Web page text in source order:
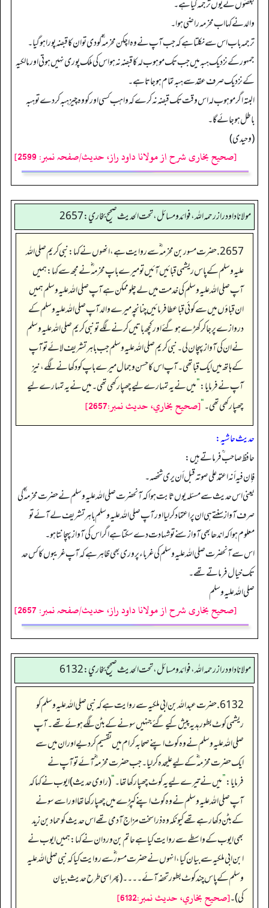
بعضوں نے یوں ترجمہ کیا ہے۔
والد نے کہا اب مخرمہ راضی ہوا۔
ترجمہ باب اس سے نکلتا ہے کہ جب آپ نے وہ اچکن مخرمہ ؓ کو دی تو ان کا قبضہ پورا ہوگیا۔
جمہور کے نزدیک ہبہ میں جب تک موہوب لہ کا قبضہ نہ ہو اس کی ملک پوری نہیں ہوتی اورمالکیہ
کے نزدیک صرف عقد سے ہبہ تمام ہوجاتا ہے۔
البتہ اگر موہوب لہ اس وقت تک قبضہ نہ کرے کہ واہب کسی اور کو وہ چیز ہبہ کردے تو ہبہ
باطل ہوجائے گا۔
(وحیدی)
[صحیح بخاری شرح از مولانا داود راز، حدیث/صفحہ نمبر: 2599]
مولانا داود راز رحمه الله، فوائد و مسائل، تحت الحديث صحيح بخاري: 2657
2657. حضرت مسور بن مخرمہ ؓ سے روایت ہے، انھوں نے کہا: نبی کریم صلی اللہ
علیہ وسلم کے پاس ریشمی قبائیں آئیں تو میرے باپ مخرمہ ؓ نے مجھ سے کہا: ہمیں
آپ صلی اللہ علیہ وسلم کی خدمت میں لے چلو ممکن ہے آپ صلی اللہ علیہ وسلم ہمیں
ان قباؤں میں سے کوئی قباعطا فرمائیں چنانچہ میرے والد آ پ صلی اللہ علیہ وسلم کے
دروازے پر جا کر کھڑے ہوگئے اور کچھ باتیں کرنے لگے تو نبی کریم صلی اللہ علیہ وسلم
نے ان کی آواز پہچان لی۔ نبی کریم صلی اللہ علیہ وسلم جب باہر تشریف لائے تو آپ
کے ہاتھ میں ایک قبا تھی۔ آپ اس کا حسن و جمال میرے باپ کو دکھانے لگے، نیز
آپ نے فرمایا:”میں نے یہ تمہارے لیے چھپا رکھی تھی۔ میں نے یہ تمہارے لیے
چھپا رکھی تھی۔“[صحيح بخاري، حديث نمبر:2657]
حدیث حاشیہ:
حافظ صاحب ؒ فرماتے ہیں:
فإن فیه أنه اعتمد علی صوته قبل أن یری شخصه۔
یعنی اس حدیث سے مسئلہ یوں ثابت ہوا کہ آنحضرت صلی اللہ علیہ وسلم نے حضرت مخرمہ ؓ کی
صرف آواز سنتے ہی ان پر اعتماد کرلیا اور آپ صلی اللہ علیہ وسلم باہر تشریف لے آئے تو
معلوم ہوا کہ اندھا بھی آواز سنے تو شہادت دے سکتا ہے اگر اس کی آواز پہچانتا ہو۔
اس سے آنحضرت صلی اللہ علیہ وسلم کی غرباء پروری بھی ظاہر ہے کہ آپ غریبوں کا کس حد
تک خیال فرماتے تھے۔
صلی اللہ علیه وسلم
[صحیح بخاری شرح از مولانا داود راز، حدیث/صفحہ نمبر: 2657]
مولانا داود راز رحمه الله، فوائد و مسائل، تحت الحديث صحيح بخاري: 6132
6132. حضرت عبداللہ بن ابی ملکیہ سے روایت ہے کہ نبی صلی اللہ علیہ وسلم کو
ریشمی کوٹ بطور ہدیہ پیش کیے گئے جنہیں سونے کے بٹن لگے ہوئے تھے۔ آپ
صلی اللہ علیہ وسلم نے وہ کوٹ اپنے صحابہ کرام میں تقسیم کر دیے اور ان میں سے
ایک حضرت مخرمہ ؓ کے لیے علیحدہ کر لیا۔ جب حضرت مخرمہ ؓ آئے تو آپ نے
فرمایا:”میں نے تیرے لیے یہ کوٹ چھپا رکھا تھا۔“(راوی حدیث) ایوب نے کہا کہ
آپ صلی اللہ علیہ وسلم نے وہ کوٹ اپنے کپڑے میں چھپا رکھا تھا اور اسے سونے
کے بٹن دکھا رہے تھے کیونکہ وہ ذرا سخت مزاج آدمی تھے اس حدیث کو حماد بن زید
بھی ایوب کے واسطے سے روایت کیا ہے حاتم بن وردان نے کہا: ہمیں ایوب نے
ابن ابی ملکیہ سے بیان کیا، انہوں نے حضرت مسور ؓ سے روایت کیا کہ نبی صلی اللہ علیہ
وسلم کے پاس چند کوٹ بطور تحفہ آئے۔۔۔۔ (پھر اسی طرح حدیث بیان
کی)۔[صحيح بخاري، حديث نمبر:6132]